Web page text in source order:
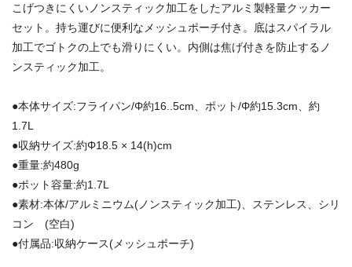
こげつきにくいノンスティック加工をしたアルミ製軽量クッカー
セット。持ち運びに便利なメッシュポーチ付き。底はスパイラル
加工でゴトクの上でも滑りにくい。内側は焦げ付きを防止するノ
ンスティック加工。
●本体サイズ:フライパン/Φ約16..5cm、ポット/Φ約15.3cm、約
1.7L
●収納サイズ:約Φ18.5 × 14(h)cm
●重量:約480g
●ポット容量:約1.7L
●素材:本体/アルミニウム(ノンスティック加工)、ステンレス、シリ
コン (空白)
●付属品:収納ケース(メッシュポーチ)